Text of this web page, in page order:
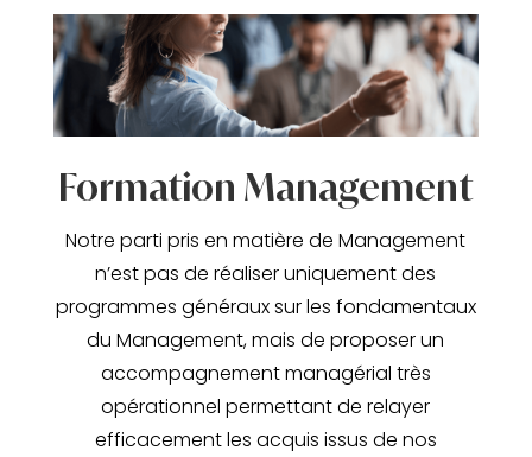
Formation Management
Notre parti pris en matière de Management
n’est pas de réaliser uniquement des
programmes généraux sur les fondamentaux
du Management, mais de proposer un
accompagnement managérial très
opérationnel permettant de relayer
efficacement les acquis issus de nos